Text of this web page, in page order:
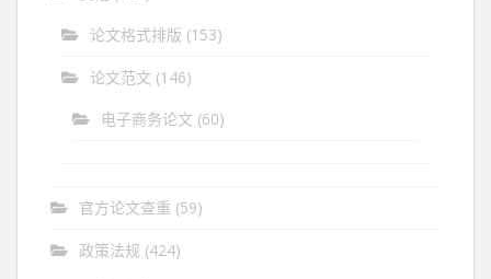
论文格式排版 (153)
论文范文 (146)
电子商务论文 (60)
官方论文查重 (59)
政策法规 (424)